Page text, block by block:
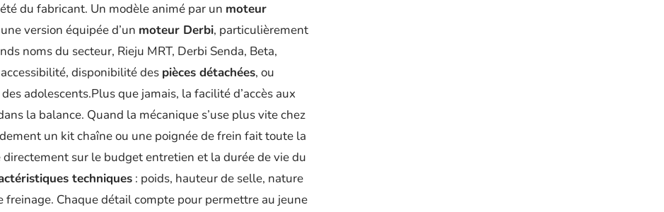
du fabricant. Un modèle animé par un moteur
version équipée d’un moteur Derbi, particulièrement
noms du secteur, Rieju MRT, Derbi Senda, Beta,
disponibilité des pièces détachées, ou
adolescents.Plus que jamais, la facilité d’accès aux
la balance. Quand la mécanique s’use plus vite chez
un kit chaîne ou une poignée de frein fait toute la
sur le budget entretien et la durée de vie du
techniques : poids, hauteur de selle, nature
freinage. Chaque détail compte pour permettre au jeune